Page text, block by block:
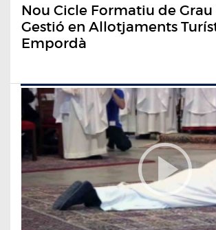
Nou Cicle Formatiu de
Gestió en Allotjaments
Empordà